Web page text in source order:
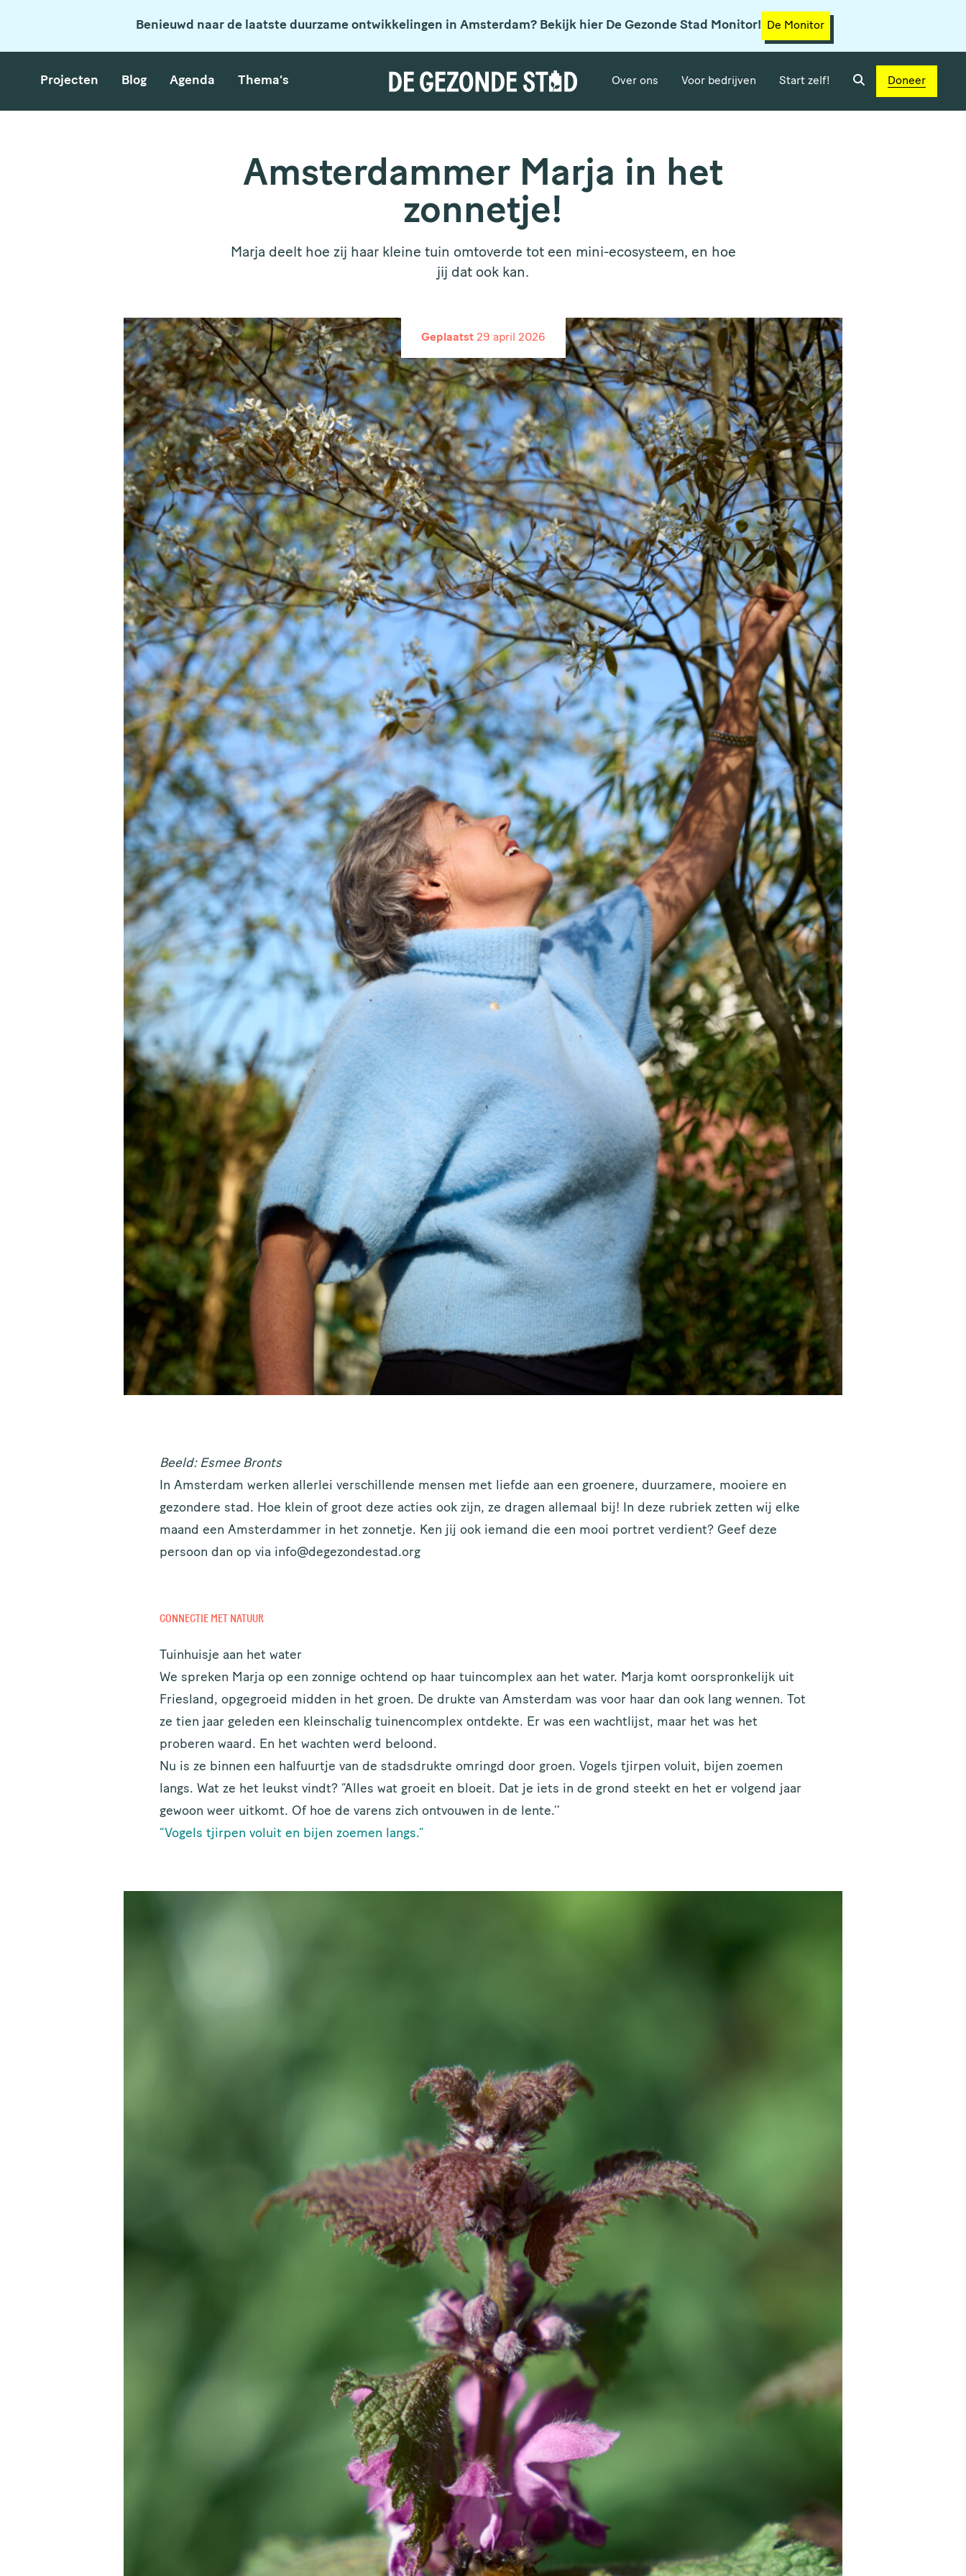
Benieuwd naar de laatste duurzame ontwikkelingen in Amsterdam? Bekijk hier De Gezonde Stad Monitor! De Monitor
Projecten Blog Agenda Thema’s Over ons Voor bedrijven Start zelf! Doneer
Amsterdammer Marja in het
zonnetje!
Marja deelt hoe zij haar kleine tuin omtoverde tot een mini-ecosysteem, en hoe
jij dat ook kan.
Geplaatst 29 april 2026
Beeld: Esmee Bronts
In Amsterdam werken allerlei verschillende mensen met liefde aan een groenere, duurzamere, mooiere en
gezondere stad. Hoe klein of groot deze acties ook zijn, ze dragen allemaal bij! In deze rubriek zetten wij elke
maand een Amsterdammer in het zonnetje. Ken jij ook iemand die een mooi portret verdient? Geef deze
persoon dan op via info@degezondestad.org
CONNECTIE MET NATUUR
Tuinhuisje aan het water
We spreken Marja op een zonnige ochtend op haar tuincomplex aan het water. Marja komt oorspronkelijk uit
Friesland, opgegroeid midden in het groen. De drukte van Amsterdam was voor haar dan ook lang wennen. Tot
ze tien jaar geleden een kleinschalig tuinencomplex ontdekte. Er was een wachtlijst, maar het was het
proberen waard. En het wachten werd beloond.
Nu is ze binnen een halfuurtje van de stadsdrukte omringd door groen. Vogels tjirpen voluit, bijen zoemen
langs. Wat ze het leukst vindt? “Alles wat groeit en bloeit. Dat je iets in de grond steekt en het er volgend jaar
gewoon weer uitkomt. Of hoe de varens zich ontvouwen in de lente.’’
“Vogels tjirpen voluit en bijen zoemen langs.”
Eens per maand sturen wij een nieuwsbrief, dus wil jij op de hoogte
VOORNAAM
E-MAILADRES
Houd me up to date!